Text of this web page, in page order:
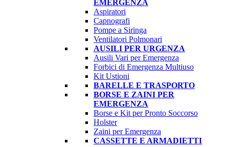
EMERGENZA
Aspiratori
Capnografi
Pompe a Siringa
Ventilatori Polmonari
AUSILI PER URGENZA
Ausili Vari per Emergenza
Forbici di Emergenza Multiuso
Kit Ustioni
BARELLE E TRASPORTO
BORSE E ZAINI PER
EMERGENZA
Borse e Kit per Pronto Soccorso
Holster
Zaini per Emergenza
CASSETTE E ARMADIETTI